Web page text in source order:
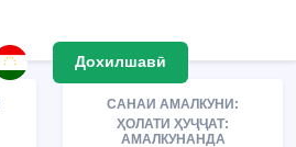
Дохилшавӣ
САНАИ АМАЛКУНИ:
ҲОЛАТИ ҲУҶҶАТ:
АМАЛКУНАНДА